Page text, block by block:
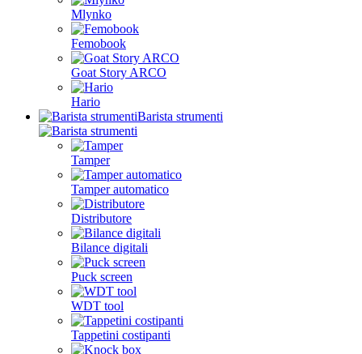
Mlynko
Femobook
Goat Story ARCO
Hario
Barista strumenti
Tamper
Tamper automatico
Distributore
Bilance digitali
Puck screen
WDT tool
Tappetini costipanti